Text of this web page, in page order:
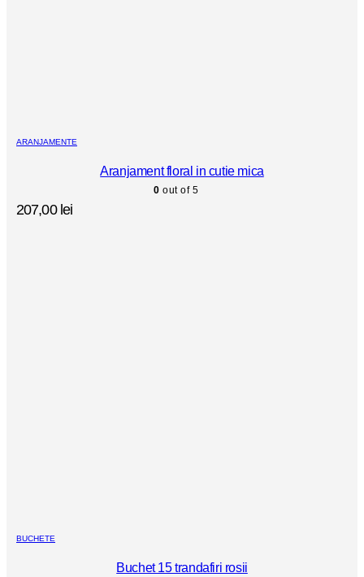
ARANJAMENTE
Aranjament floral in cutie mica
0 out of 5
207,00 lei
BUCHETE
Buchet 15 trandafiri rosii